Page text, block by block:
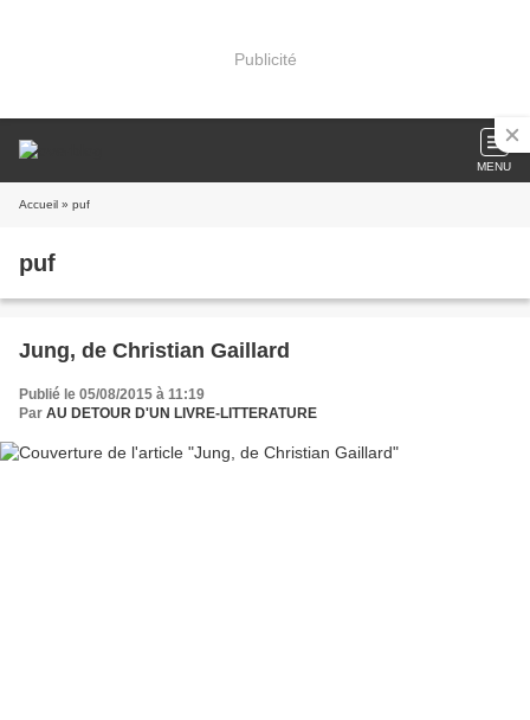
Publicité
MENU
Accueil » puf
puf
Jung, de Christian Gaillard
Publié le 05/08/2015 à 11:19
Par AU DETOUR D'UN LIVRE-LITTERATURE